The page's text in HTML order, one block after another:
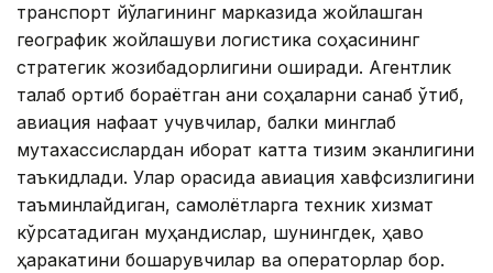
транспорт йўлагининг марказида жойлашган
географик жойлашуви логистика соҳасининг
стратегик жозибадорлигини оширади. Агентлик
талаб ортиб бораётган аниқ соҳаларни санаб ўтиб,
авиация нафақат учувчилар, балки минглаб
мутахассислардан иборат катта тизим эканлигини
таъкидлади. Улар орасида авиация хавфсизлигини
таъминлайдиган, самолётларга техник хизмат
кўрсатадиган муҳандислар, шунингдек, ҳаво
ҳаракатини бошқарувчилар ва операторлар бор.